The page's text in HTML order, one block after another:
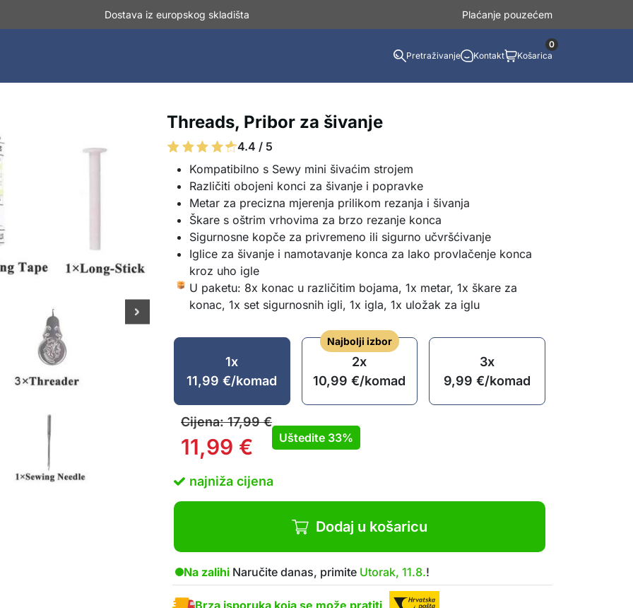
Dostava iz europskog skladišta Plaćanje pouzećem
Pretraživanje Kontakt Košarica
0
Threads, Pribor za šivanje
4.4 / 5
Kompatibilno s Sewy mini šivaćim strojem
Različiti obojeni konci za šivanje i popravke
Metar za precizna mjerenja prilikom rezanja i šivanja
Škare s oštrim vrhovima za brzo rezanje konca
Sigurnosne kopče za privremeno ili sigurno učvršćivanje
Iglice za šivanje i namotavanje konca za lako provlačenje konca
kroz uho igle
U paketu: 8x konac u različitim bojama, 1x metar, 1x škare za
konac, 1x set sigurnosnih igli, 1x igla, 1x uložak za iglu
1x
11,99€/komad
Najbolji izbor
2x
10,99€/komad
3x
9,99€/komad
Cijena:17,99€
11,99 € Uštedite 33%
najniža cijena
Dodaj u košaricu
Na zalihi Naručite danas, primite Utorak, 11.8.!
Brza isporuka koja se može pratiti